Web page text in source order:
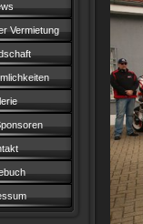
Vermietung